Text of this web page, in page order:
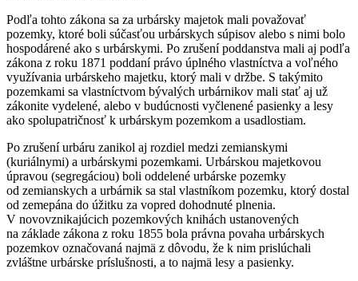
Podľa tohto zákona sa za urbársky majetok mali považovať
pozemky, ktoré boli súčasťou urbárskych súpisov alebo s nimi bolo
hospodárené ako s urbárskymi. Po zrušení poddanstva mali aj podľa
zákona z roku 1871 poddaní právo úplného vlastníctva a voľného
využívania urbárskeho majetku, ktorý mali v držbe. S takýmito
pozemkami sa vlastníctvom bývalých urbárnikov mali stať aj už
zákonite vydelené, alebo v budúcnosti vyčlenené pasienky a lesy
ako spolupatričnosť k urbárskym pozemkom a usadlostiam.
Po zrušení urbáru zanikol aj rozdiel medzi zemianskymi
(kuriálnymi) a urbárskymi pozemkami. Urbárskou majetkovou
úpravou (segregáciou) boli oddelené urbárske pozemky
od zemianskych a urbárnik sa stal vlastníkom pozemku, ktorý dostal
od zemepána do úžitku za vopred dohodnuté plnenia.
V novovznikajúcich pozemkových knihách ustanovených
na základe zákona z roku 1855 bola právna povaha urbárskych
pozemkov označovaná najmä z dôvodu, že k nim prislúchali
zvláštne urbárske príslušnosti, a to najmä lesy a pasienky.